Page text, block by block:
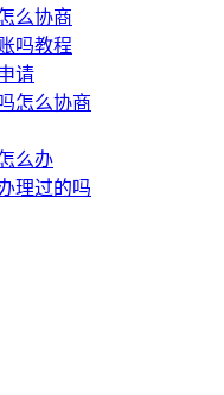
么协商
吗教程
请
怎么协商
么办
理过的吗